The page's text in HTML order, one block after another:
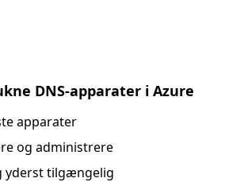
DNS-apparater i Azure
apparater
apparater
og administrere
og administrere
yderst tilgængelig
yderst tilgængelig